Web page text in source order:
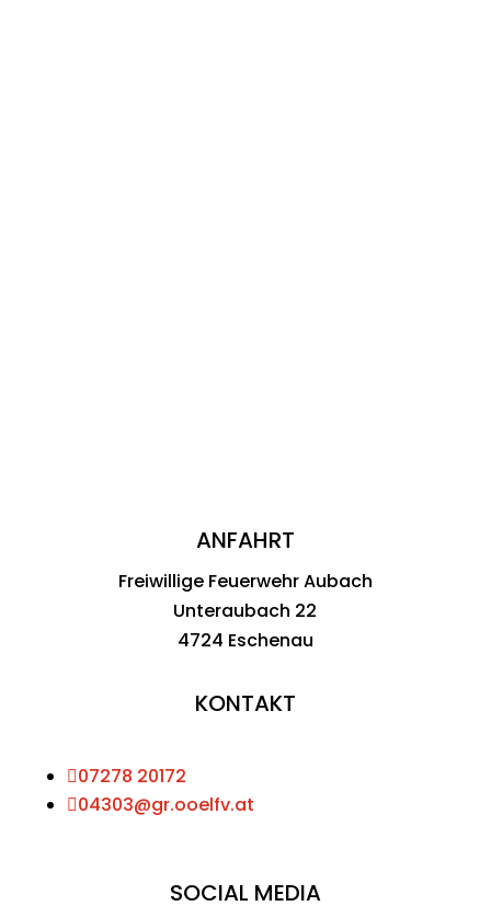
ANFAHRT
Freiwillige Feuerwehr Aubach
Unteraubach 22
4724 Eschenau
KONTAKT
07278 20172
04303@gr.ooelfv.at
SOCIAL MEDIA